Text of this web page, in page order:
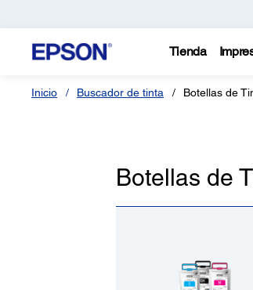
Tienda
Inicio Buscador de tinta Botellas de
Botellas de